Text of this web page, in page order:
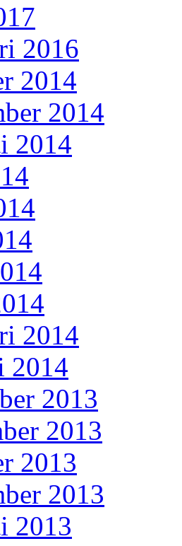
2016
2014
2014
2014
2014
2014
2013
2013
2013
2013
2013